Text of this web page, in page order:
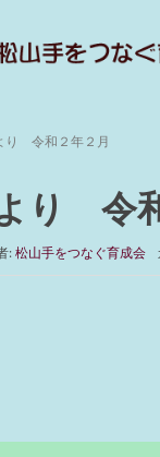
り 令和２年２月
り 令
:松山手をつなぐ育成会